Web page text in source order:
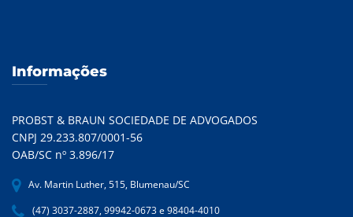
Informações
PROBST & BRAUN SOCIEDADE DE ADVOGADOS
CNPJ 29.233.807/0001-56
OAB/SC nº 3.896/17
Av. Martin Luther, 515, Blumenau/SC
(47) 3037-2887, 99942-0673 e 98404-4010